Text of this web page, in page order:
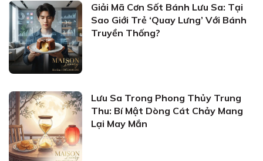
Giải Mã Cơn Sốt Bánh Lưu Sa: Tại
Sao Giới Trẻ ‘Quay Lưng’ Với Bánh
Truyền Thống?
Lưu Sa Trong Phong Thủy Trung
Thu: Bí Mật Dòng Cát Chảy Mang
Lại May Mắn